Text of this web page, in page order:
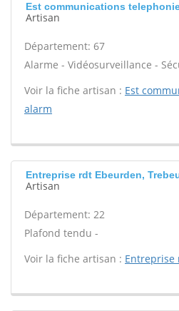
Est communications
Artisan
Département: 67
Alarme - Vidéosurveillance -
Voir la fiche artisan : Est
alarm
Entreprise rdt Ebeurden,
Artisan
Département: 22
Plafond tendu -
Voir la fiche artisan : Entreprise